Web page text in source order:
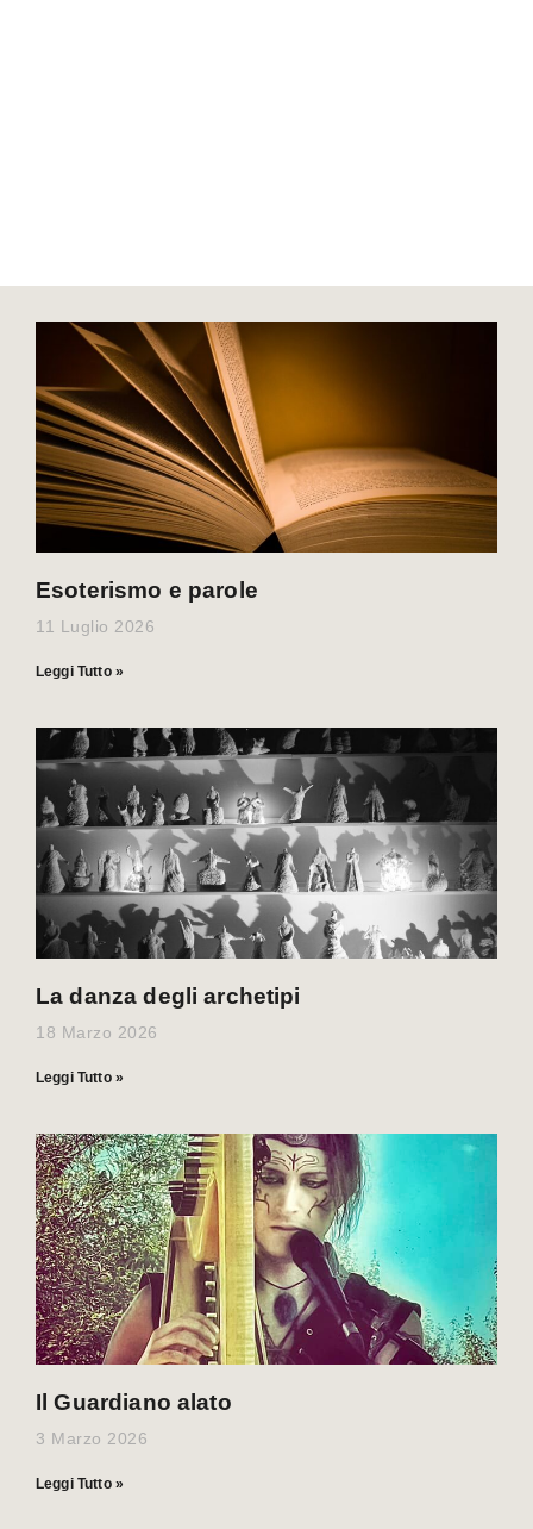
Esoterismo e parole
11 Luglio 2026
Leggi Tutto »
La danza degli archetipi
18 Marzo 2026
Leggi Tutto »
Il Guardiano alato
3 Marzo 2026
Leggi Tutto »